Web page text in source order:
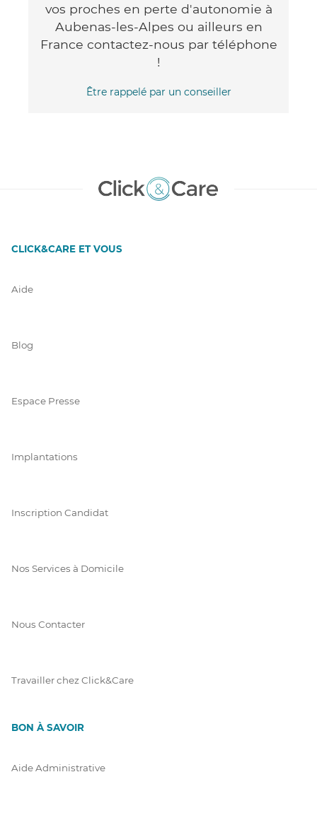
vos proches en perte d'autonomie à
Aubenas-les-Alpes ou ailleurs en
France contactez-nous par téléphone
!
Être rappelé par un conseiller
CLICK&CARE ET VOUS
Aide
Blog
Espace Presse
Implantations
Inscription Candidat
Nos Services à Domicile
Nous Contacter
Travailler chez Click&Care
BON À SAVOIR
Aide Administrative